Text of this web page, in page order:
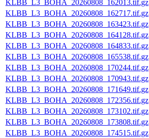
KLBB_L3_BOHA_20260808_162013.tif.gz
KLBB_L3_BOHA_20260808_162717.tif.gz
KLBB_L3_BOHA_20260808_163423.tif.gz
KLBB_L3_BOHA_20260808_164128.tif.gz
KLBB_L3_BOHA_20260808_164833.tif.gz
KLBB_L3_BOHA_20260808_165538.tif.gz
KLBB_L3_BOHA_20260808_170244.tif.gz
KLBB_L3_BOHA_20260808_170943.tif.gz
KLBB_L3_BOHA_20260808_171649.tif.gz
KLBB_L3_BOHA_20260808_172356.tif.gz
KLBB_L3_BOHA_20260808_173102.tif.gz
KLBB_L3_BOHA_20260808_173808.tif.gz
KLBB_L3_BOHA_20260808_174515.tif.gz